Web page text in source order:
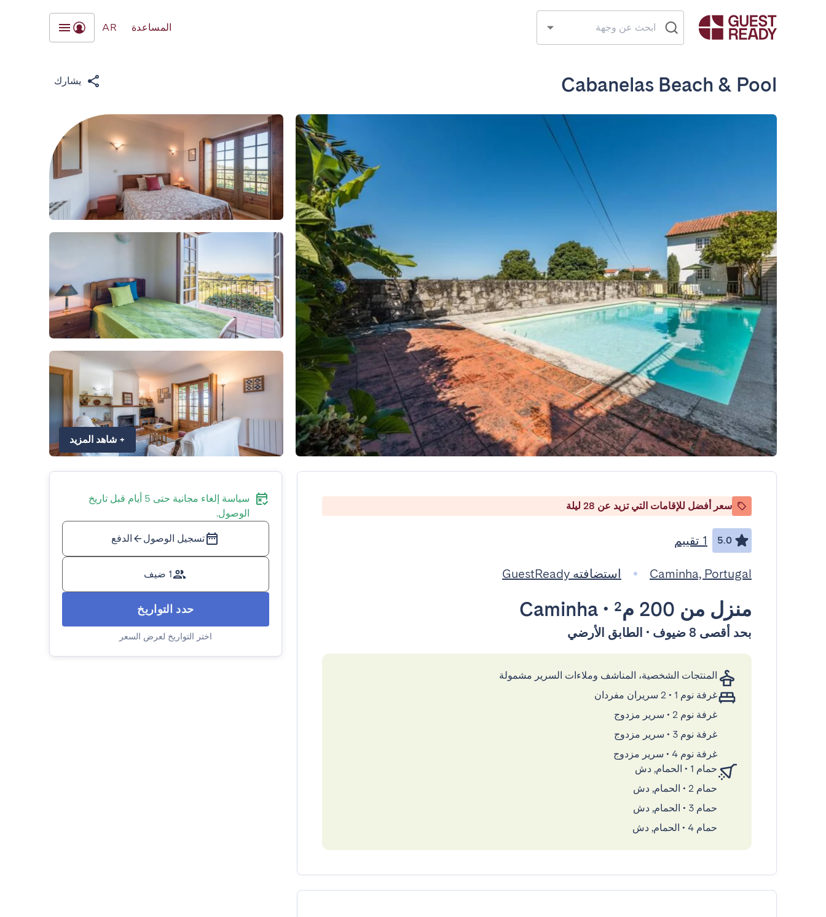
المساعدة AR
Cabanelas Beach & Pool يشارك
+ شاهد المزيد
سعر أفضل للإقامات التي تزيد عن 28 ليلة
5.0 1 تقييم
Caminha, Portugal استضافته GuestReady
منزل من 200 م² •
Caminha
بحد أقصى 8 ضيوف • الطابق الأرضي
المنتجات الشخصية، المناشف وملاءات السرير مشمولة
غرفة نوم 1
• 2 سريران مفردان
غرفة نوم 2
• سرير مزدوج
غرفة نوم 3
• سرير مزدوج
غرفة نوم 4
• سرير مزدوج
حمام 1
• الحمام, دش
حمام 2
• الحمام, دش
حمام 3
• الحمام, دش
حمام 4
• الحمام, دش
سياسة إلغاء مجانية حتى 5 أيام قبل تاريخ
الوصول.
تسجيل الوصول الدفع
1 ضيف
حدد التواريخ
اختر التواريخ لعرض السعر